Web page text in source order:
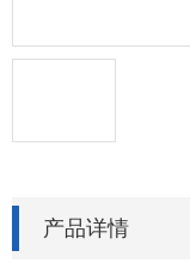
产品详情